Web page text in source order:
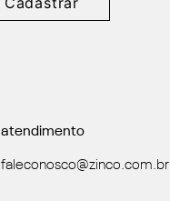
atendimento
faleconosco@zinco.com.br